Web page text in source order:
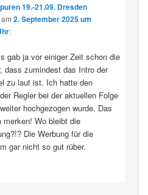
19.-21.09. Dresden
2. September 2025 um
:
gab ja vor einiger Zeit schon die
dass zumindest das Intro der
zu laut ist. Ich hatte den
Regler bei der aktuellen Folge
hochgezogen wurde. Das
merken! Wo bleibt die
Die Werbung für die
gar nicht so gut rüber.